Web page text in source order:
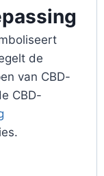
de
van CBD-
CBD-